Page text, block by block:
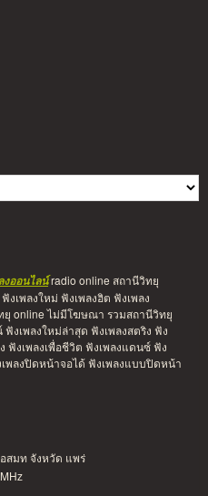
งออนไลน์radio online สถานีวิทยุ
งเพลงใหม่ ฟังเพลงฮิต ฟังเพลง
ยุ online ไม่มีโฆษณา รวมสถานีวิทยุ
งเพลงใหม่ล่าสุด ฟังเพลงสตริง ฟัง
ฟังเพลงเพื่อชีวิต ฟังเพลงแดนซ์ ฟัง
เพลงปิดหน้าจอได้ ฟังเพลงแบบปิดหน้า
สมท จังหวัด แพร่